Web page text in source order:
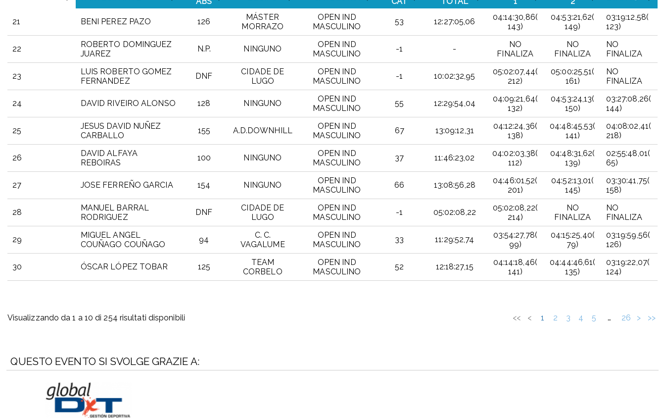
21 BENI PEREZ PAZO 126
MÁSTER
MORRAZO
OPEN IND
MASCULINO
53 12:27:05,06
04:14:30,86(
143)
04:53:21,62(
149)
03:19:12,58(
123)
22
ROBERTO DOMINGUEZ
JUAREZ
N.P. NINGUNO
OPEN IND
MASCULINO
-1 -
NO
FINALIZA
NO
FINALIZA
NO
FINALIZA
23
LUIS ROBERTO GOMEZ
FERNANDEZ
DNF
CIDADE DE
LUGO
OPEN IND
MASCULINO
-1 10:02:32,95
05:02:07,44(
212)
05:00:25,51(
161)
NO
FINALIZA
24 DAVID RIVEIRO ALONSO 128 NINGUNO
OPEN IND
MASCULINO
55 12:29:54,04
04:09:21,64(
132)
04:53:24,13(
150)
03:27:08,26(
144)
25
JESUS DAVID NUÑEZ
CARBALLO
155 A.D.DOWNHILL
OPEN IND
MASCULINO
67 13:09:12,31
04:12:24,36(
138)
04:48:45,53(
141)
04:08:02,41(
218)
26
DAVID ALFAYA
REBOIRAS
100 NINGUNO
OPEN IND
MASCULINO
37 11:46:23,02
04:02:03,38(
112)
04:48:31,62(
139)
02:55:48,01(
65)
27 JOSE FERREÑO GARCIA 154 NINGUNO
OPEN IND
MASCULINO
66 13:08:56,28
04:46:01,52(
201)
04:52:13,01(
145)
03:30:41,75(
158)
28
MANUEL BARRAL
RODRIGUEZ
DNF
CIDADE DE
LUGO
OPEN IND
MASCULINO
-1 05:02:08,22
05:02:08,22(
214)
NO
FINALIZA
NO
FINALIZA
29
MIGUEL ANGEL
COUÑAGO COUÑAGO
94
C. C.
VAGALUME
OPEN IND
MASCULINO
33 11:29:52,74
03:54:27,78(
99)
04:15:25,40(
79)
03:19:59,56(
126)
30 ÓSCAR LÓPEZ TOBAR 125
TEAM
CORBELO
OPEN IND
MASCULINO
52 12:18:27,15
04:14:18,46(
141)
04:44:46,61(
135)
03:19:22,07(
124)
Visualizzando da 1 a 10 di 254 risultati disponibili << < 1 2 3 4 5 … 26 > >>
QUESTO EVENTO SI SVOLGE GRAZIE A: